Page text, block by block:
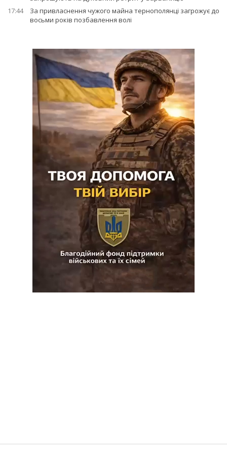
17:44
За привласнення чужого майна тернополянці загрожує до
восьми років позбавлення волі